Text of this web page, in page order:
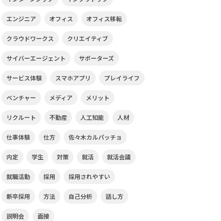
エンジニア オフィス オフィス移転
クラウドワークス クリエイティブ
サイバーエージェント サポーターズ
サービス体験 スマホアプリ プレイライフ
ベンチャー メディア メリット
リクルート 不動産 人工知能 人材
仕事体験 仕方 佐々木カルパッチョ
内定 学生 対策 就活 就活会議
就職活動 採用 採用されやすい
新卒採用 方法 自己分析 話し方
説明会 面接